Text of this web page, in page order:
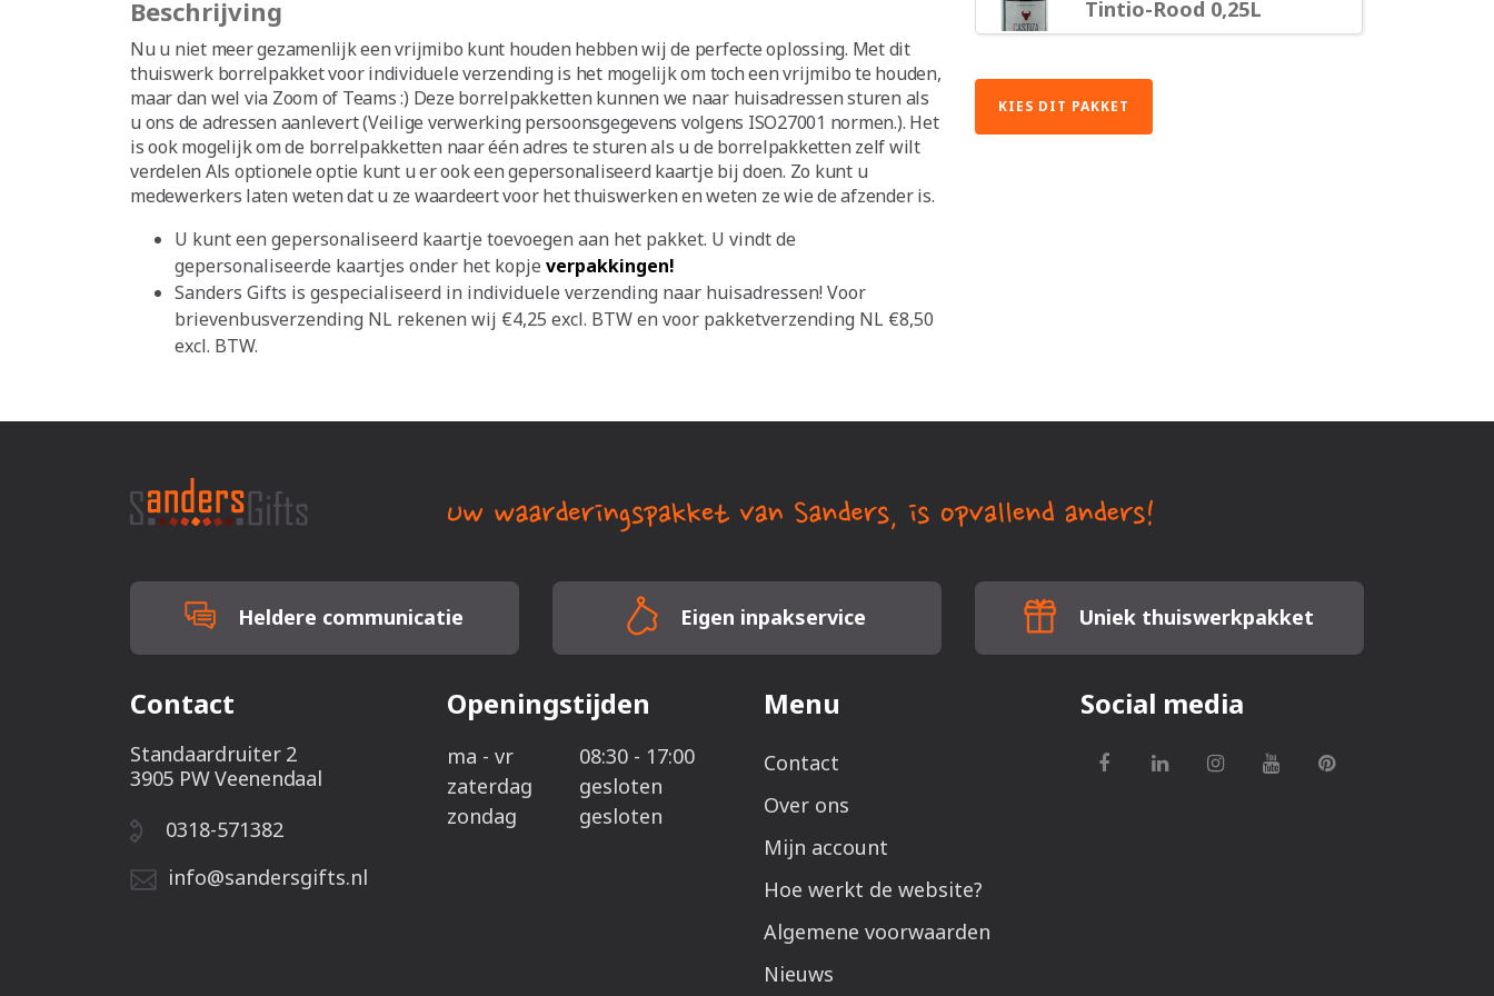
Beschrijving
Nu u niet meer gezamenlijk een vrijmibo kunt houden hebben wij de perfecte oplossing. Met dit
thuiswerk borrelpakket voor individuele verzending is het mogelijk om toch een vrijmibo te houden,
maar dan wel via Zoom of Teams :) Deze borrelpakketten kunnen we naar huisadressen sturen als
u ons de adressen aanlevert (Veilige verwerking persoonsgegevens volgens ISO27001 normen.). Het
is ook mogelijk om de borrelpakketten naar één adres te sturen als u de borrelpakketten zelf wilt
verdelen Als optionele optie kunt u er ook een gepersonaliseerd kaartje bij doen. Zo kunt u
medewerkers laten weten dat u ze waardeert voor het thuiswerken en weten ze wie de afzender is.
U kunt een gepersonaliseerd kaartje toevoegen aan het pakket. U vindt de
gepersonaliseerde kaartjes onder het kopje verpakkingen!
Sanders Gifts is gespecialiseerd in individuele verzending naar huisadressen! Voor
brievenbusverzending NL rekenen wij €4,25 excl. BTW en voor pakketverzending NL €8,50
excl. BTW.
€1,89
Tintio-Rood 0,25L
KIES DIT PAKKET
Heldere communicatie Eigen inpakservice Uniek thuiswerkpakket
Contact
Standaardruiter 2
3905 PW Veenendaal
0318-571382
info@sandersgifts.nl
Openingstijden
ma - vr
08:30 - 17:00
zaterdag
gesloten
zondag
gesloten
Menu
Contact
Over ons
Mijn account
Hoe werkt de website?
Algemene voorwaarden
Nieuws
Social media